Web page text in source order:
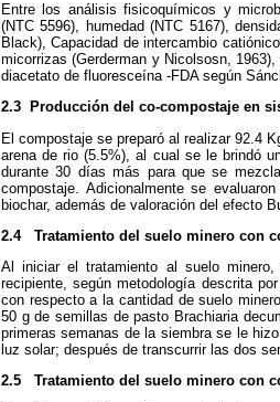
Entre los análisis fisicoquímicos y
(NTC 5596), humedad (NTC 5167),
Black), Capacidad de intercambio
micorrizas (Gerderman y Nicolsosn,
diacetato de fluoresceína -FDA según
2.3
Producción del co-compostaje en
El compostaje se preparó al realizar 92.4
arena de rio (5.5%), al cual se le brindó
durante 30 días más para que se
compostaje. Adicionalmente se
biochar, además de valoración del efecto
2.4
Tratamiento del suelo minero con
Al iniciar el tratamiento al suelo
recipiente, según metodología descrita
con respecto a la cantidad de suelo
50 g de semillas de pasto Brachiaria
primeras semanas de la siembra se le
luz solar; después de transcurrir las dos
2.5
Tratamiento del suelo minero con